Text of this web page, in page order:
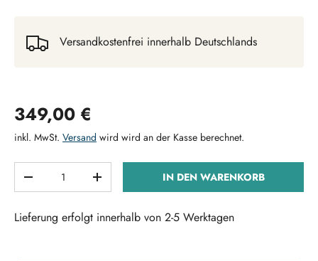
Versandkostenfrei innerhalb Deutschlands
Normaler Preis
349,00 €
inkl. MwSt. Versand wird wird an der Kasse berechnet.
MENGE VERRINGERNMENGE ERHÖHENIN DEN WARENKORB
Lieferung erfolgt innerhalb von 2-5 Werktagen